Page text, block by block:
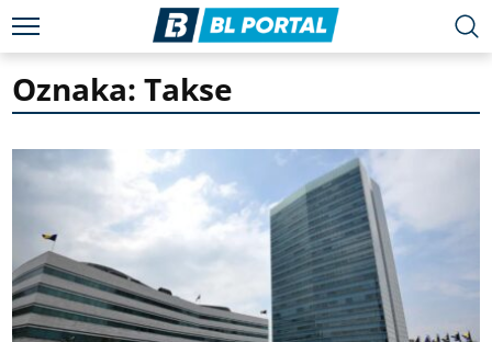
Oznaka: Takse